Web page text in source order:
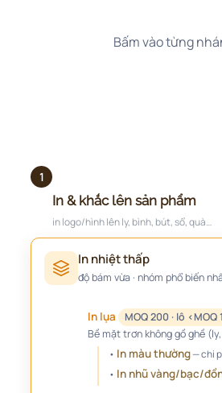
Bấm vào từng
1
In & khắc lên sản phẩm
in logo/hình lên ly, bình, bút, sổ, quà…
In nhiệt thấp
độ bám vừa · nhóm phổ biến
In lụa
MOQ 200 · lô <MOQ
Bề mặt trơn không gồ ghề
• In màu thường— chi
• In nhũ vàng/bạc/